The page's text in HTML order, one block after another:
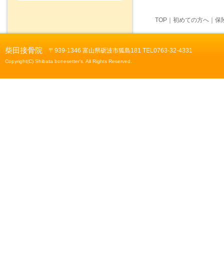
TOP 初めての方へ 保
柴田接骨院 〒939-1346 富山県砺波市狐島181 TEL0763-32-4331
Copyright(C) Shibata bonesetter's. All Rights Reserved.